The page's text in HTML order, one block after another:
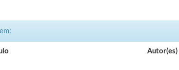
Autor(es)